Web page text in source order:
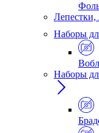
Лепестки,
Наборы
Наборы